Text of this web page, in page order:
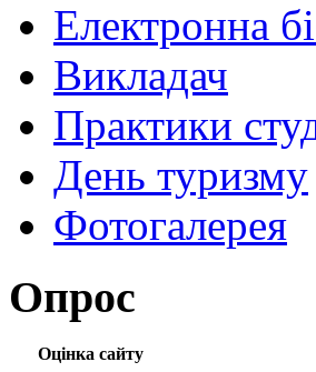
Електронна
Викладач
Практики
День туризму
Фотогалерея
Опрос
Оцінка сайту